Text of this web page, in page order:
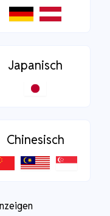
Japanisch
Chinesisch